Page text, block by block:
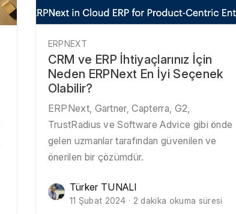
ERPNEXT
CRM ve ERP İhtiyaçlarınız İçin
Neden ERPNext En İyi Seçenek
Olabilir?
ERPNext, Gartner, Capterra, G2,
TrustRadius ve Software Advice gibi önde
gelen uzmanlar tarafından güvenilen ve
önerilen bir çözümdür.
Türker TUNALI
11 Şubat 2024 · 2 dakika okuma süresi